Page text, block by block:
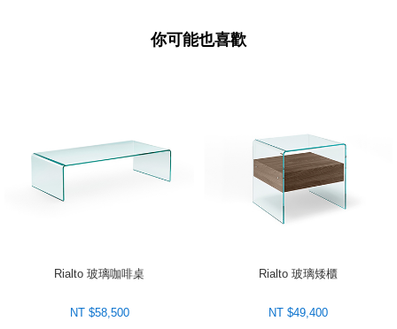
你可能也喜歡
Rialto 玻璃咖啡桌
NT $58,500
Rialto 玻璃矮櫃
NT $49,400